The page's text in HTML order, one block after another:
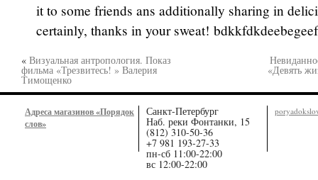
it to some friends ans additionally sharing in
certainly, thanks in your sweat! bdkkfdkdeebegeef
« Визуальная антропология. Показ
фильма «Трезвитесь! » Валерия
Тимощенко
«Девять
Адреса магазинов «Порядок
слов»
Санкт-Петербург
Наб. реки Фонтанки, 15
(812) 310-50-36
+7 981 193-27-33
пн-сб 11:00-22:00
вс 12:00-22:00